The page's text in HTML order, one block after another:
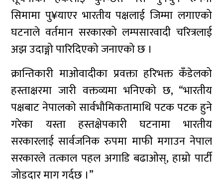
सिमामा पु¥याएर भारतीय पक्षलाई जिम्मा लगाएको
घटनाले वर्तमान सरकारको लम्पसारवादी चरित्रलाई
अझ उदाङ्गो पारिदिएको जनाएको छ ।
क्रान्तिकारी माओवादीका प्रवक्ता हरिभक्त कँडेलको
हस्ताक्षरमा जारी वक्तव्यमा भनिएको छ, “भारतीय
पक्षबाट नेपालको सार्वभौमिकतामाथि पटक पटक हुने
गरेका यस्ता हस्तक्षेपकारी घटनामा भारतीय
सरकारलाई सार्वजनिक रुपमा माफी मगाउन नेपाल
सरकारले तत्काल पहल अगाडि बढाओस्, हाम्रो पार्टी
जोडदार माग गर्दछ ।”